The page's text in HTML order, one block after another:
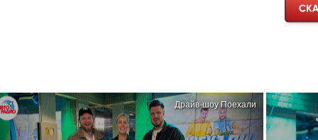
Драйв-шоу Поехали